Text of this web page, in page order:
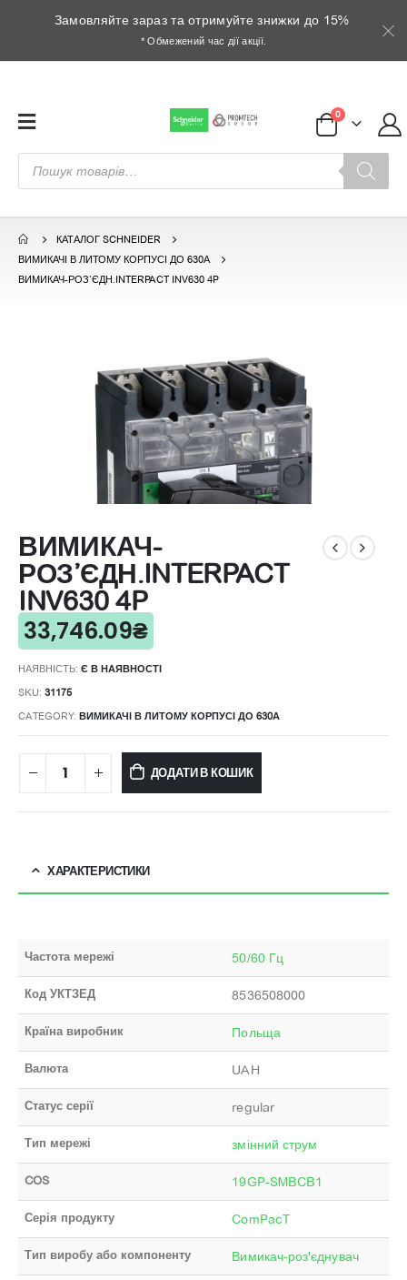
Замовляйте зараз та отримуйте знижки до 15%
* Обмежений час дії акції.
Пошук
товарів
0
КАТАЛОГ SCHNEIDER
ВИМИКАЧІ В ЛИТОМУ КОРПУСІ ДО 630А
ВИМИКАЧ-РОЗ’ЄДН.INTERPACT INV630 4P
ВИМИКАЧ-
РОЗ’ЄДН.INTERPACT
INV630 4P
33,746.09₴
НАЯВНІСТЬ: Є В НАЯВНОСТІ
SKU: 31175
CATEGORY: ВИМИКАЧІ В ЛИТОМУ КОРПУСІ ДО 630А
ДОДАТИ В КОШИК
ХАРАКТЕРИСТИКИ
Частота мережі 50/60 Гц
Код УКТЗЕД 8536508000
Країна виробник Польща
Валюта UAH
Статус серії regular
Тип мережі змінний струм
COS 19GP-SMBCB1
Серія продукту ComPacT
Тип виробу або компоненту Вимикач-роз'єднувач